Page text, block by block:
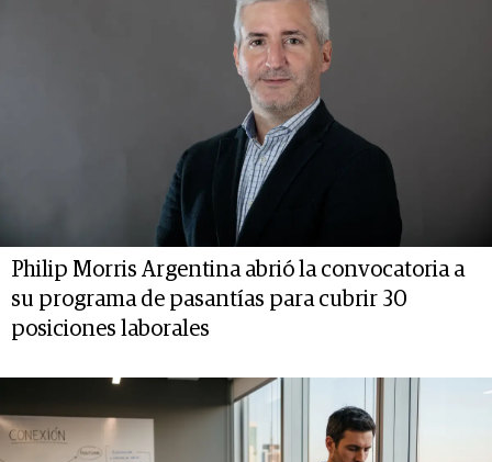
Philip Morris Argentina abrió la convocatoria a
su programa de pasantías para cubrir 30
posiciones laborales